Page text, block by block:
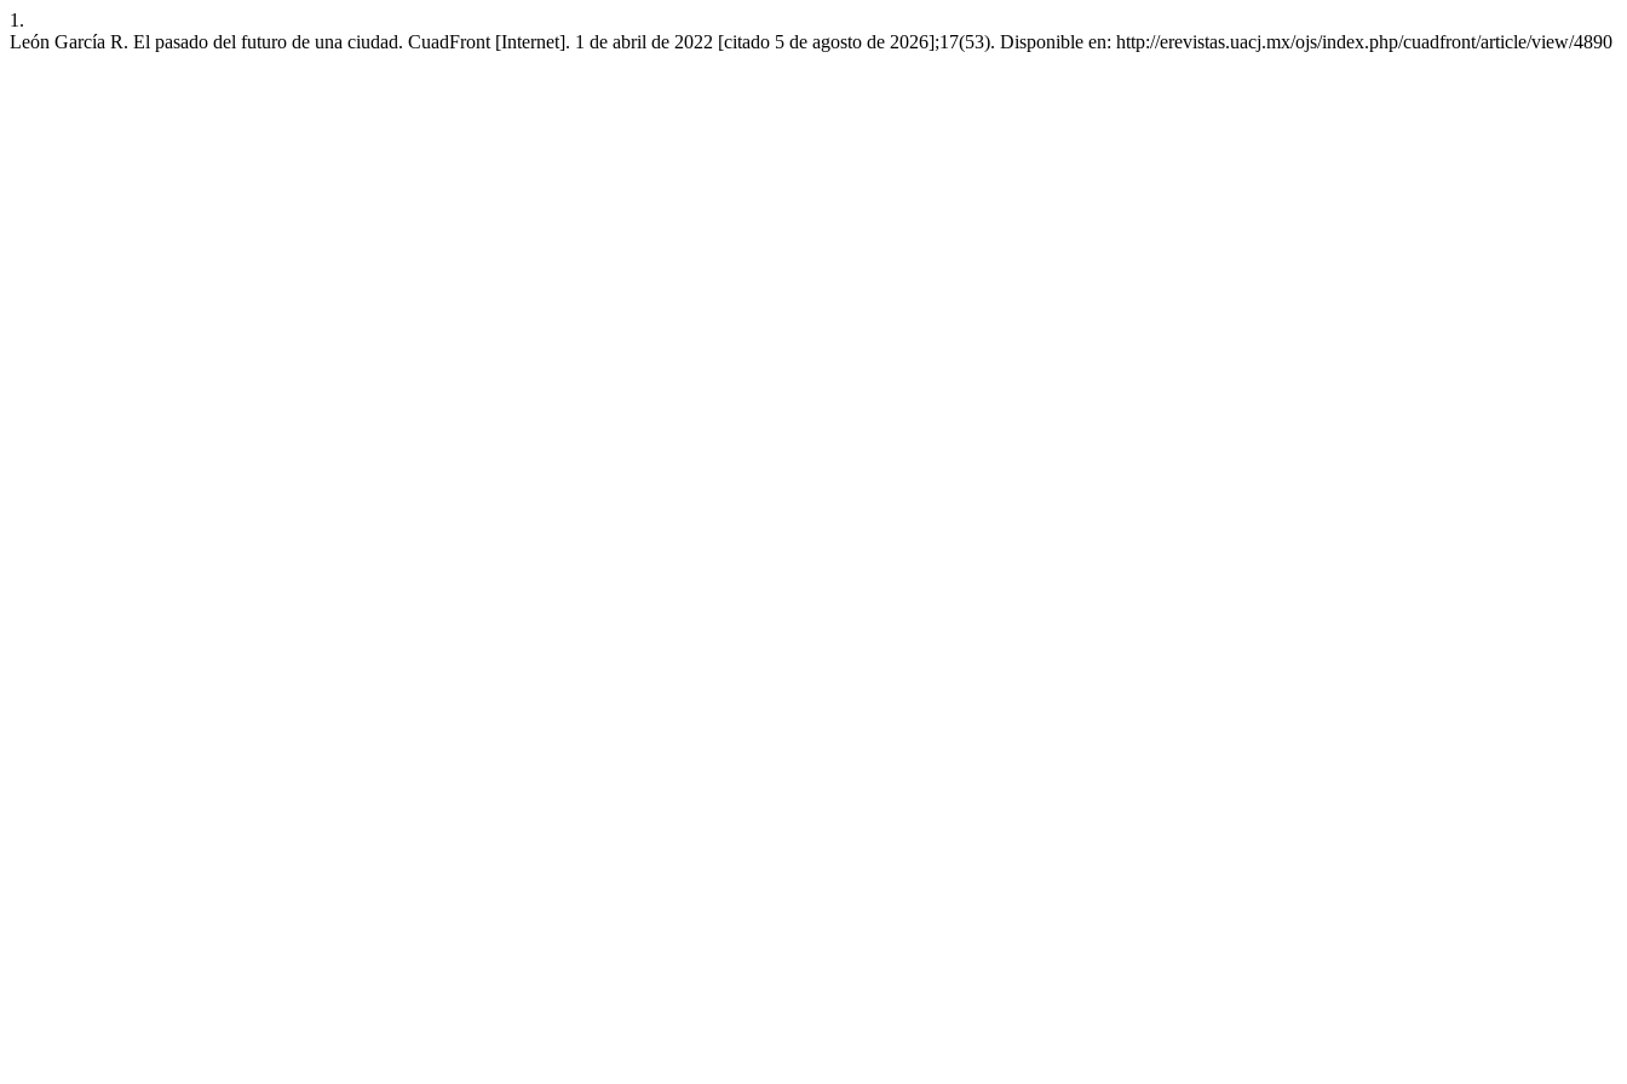
1.
León García R. El pasado del futuro de una ciudad. CuadFront [Internet]. 1 de abril de 2022 [citado 5 de agosto de 2026];17(53). Disponible en: http://erevistas.uacj.mx/ojs/index.php/cuadfront/article/view/4890